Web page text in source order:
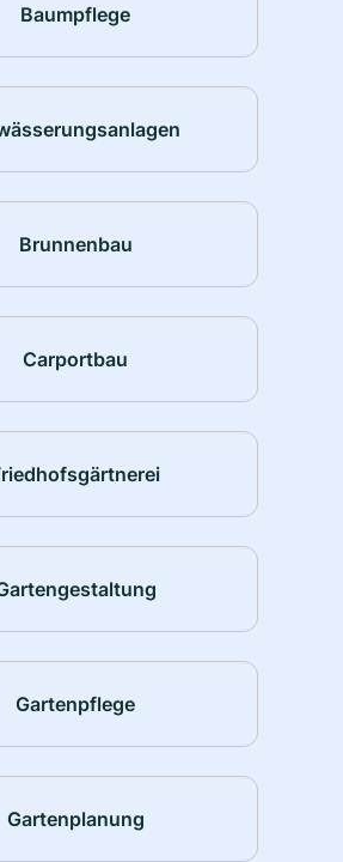
Baumpflege
Brunnenbau
Carportbau
Gartenpflege
Gartenplanung